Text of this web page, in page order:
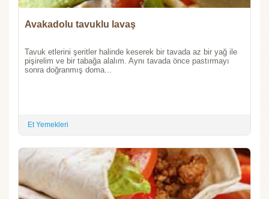
Avakadolu tavuklu lavaş
Tavuk etlerini şeritler halinde keserek bir tavada az bir yağ ile
pişirelim ve bir tabağa alalım. Aynı tavada önce pastırmayı
sonra doğranmış doma...
Et Yemekleri